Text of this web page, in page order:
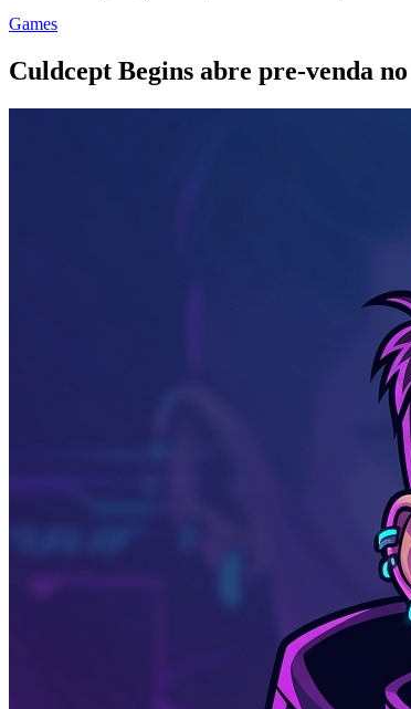
Games
Culdcept Begins abre pre-venda